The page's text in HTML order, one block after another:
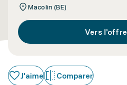
Macolin (BE)
Vers l’offre
J'aime Comparer